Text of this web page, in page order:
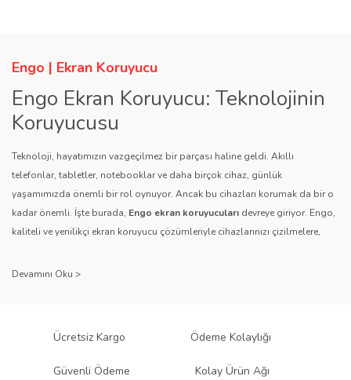
Engo | Ekran Koruyucu
Engo Ekran Koruyucu: Teknolojinin
Koruyucusu
Teknoloji, hayatımızın vazgeçilmez bir parçası haline geldi. Akıllı
telefonlar, tabletler, notebooklar ve daha birçok cihaz, günlük
yaşamımızda önemli bir rol oynuyor. Ancak bu cihazları korumak da bir o
kadar önemli. İşte burada, Engo ekran koruyucuları devreye giriyor. Engo,
kaliteli ve yenilikçi ekran koruyucu çözümleriyle cihazlarınızı çizilmelere,
sağlıyor.
Engo ekran koruyucuları
, uzun yıllara dayanan tecrübesi ve teknolojiye
ürününü titiz bir kalite kontrol sürecinden geçirir. Kullanıcı dostu tasarımı
Ücretsiz Kargo Ödeme Kolaylığı
Güvenli Ödeme Kolay Ürün Ağı